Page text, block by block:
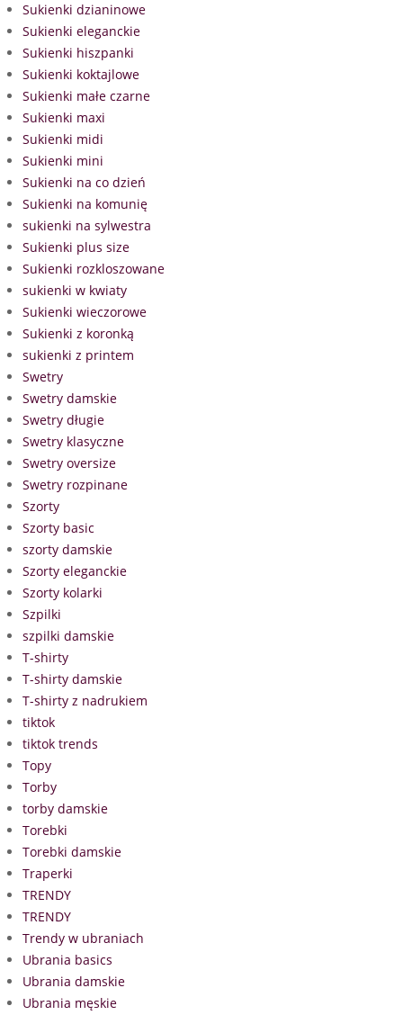
Sukienki dzianinowe
Sukienki eleganckie
Sukienki hiszpanki
Sukienki koktajlowe
Sukienki małe czarne
Sukienki maxi
Sukienki midi
Sukienki mini
Sukienki na co dzień
Sukienki na komunię
sukienki na sylwestra
Sukienki plus size
Sukienki rozkloszowane
sukienki w kwiaty
Sukienki wieczorowe
Sukienki z koronką
sukienki z printem
Swetry
Swetry damskie
Swetry długie
Swetry klasyczne
Swetry oversize
Swetry rozpinane
Szorty
Szorty basic
szorty damskie
Szorty eleganckie
Szorty kolarki
Szpilki
szpilki damskie
T-shirty
T-shirty damskie
T-shirty z nadrukiem
tiktok
tiktok trends
Topy
Torby
torby damskie
Torebki
Torebki damskie
Traperki
TRENDY
TRENDY
Trendy w ubraniach
Ubrania basics
Ubrania damskie
Ubrania męskie